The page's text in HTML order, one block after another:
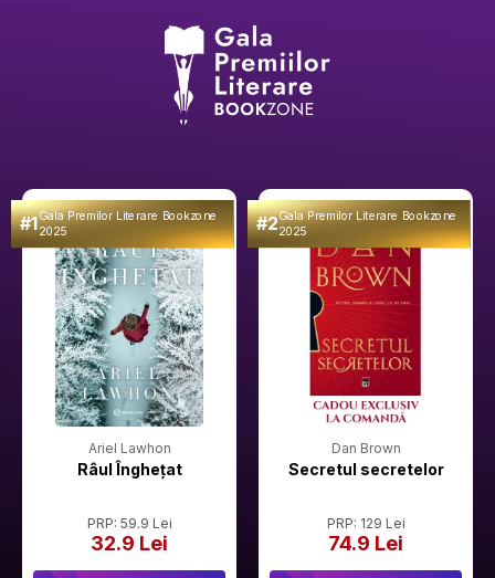
#1Gala Premilor Literare Bookzone
2025
Ariel Lawhon
Râul Înghețat
PRP: 59.9 Lei
32.9 Lei
#2Gala Premilor Literare Bookzone
2025
Dan Brown
Secretul secretelor
PRP: 129 Lei
74.9 Lei